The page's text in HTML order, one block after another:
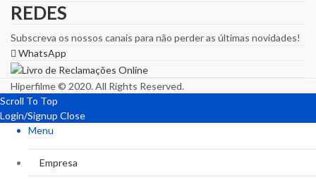
REDES
Subscreva os nossos canais para não perder as últimas novidades!
WhatsApp
Hiperfilme © 2020. All Rights Reserved.
Scroll To Top
Login/Signup Close
Menu
Empresa